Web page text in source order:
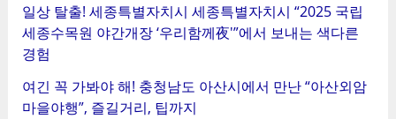
일상 탈출! 세종특별자치시 세종특별자치시 “2025 국립
세종수목원 야간개장 ‘우리함께夜'”에서 보내는 색다른
경험
여긴 꼭 가봐야 해! 충청남도 아산시에서 만난 “아산외암
마을야행”, 즐길거리, 팁까지